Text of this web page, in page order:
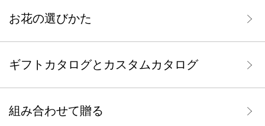
お花の選びかた
ギフトカタログとカスタムカタログ
組み合わせて贈る